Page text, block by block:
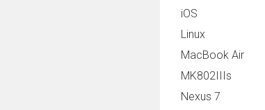
iOS
Linux
MacBook Air
MK802IIIs
Nexus 7